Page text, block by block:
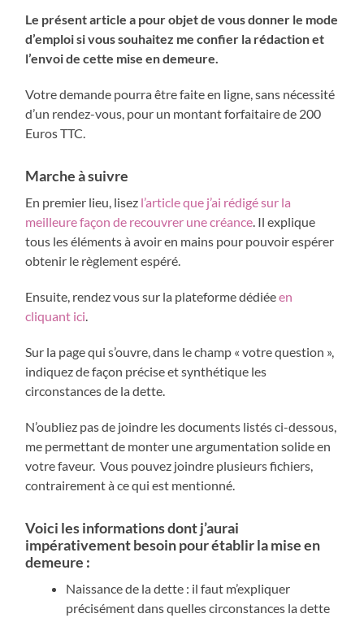
Le présent article a pour objet de vous donner le mode
d’emploi si vous souhaitez me confier la rédaction et
l’envoi de cette mise en demeure.
Votre demande pourra être faite en ligne, sans nécessité
d’un rendez-vous, pour un montant forfaitaire de 200
Euros TTC.
Marche à suivre
En premier lieu, lisez l’article que j’ai rédigé sur la
meilleure façon de recouvrer une créance . Il explique
tous les éléments à avoir en mains pour pouvoir espérer
obtenir le règlement espéré.
Ensuite, rendez vous sur la plateforme dédiéeen
cliquant ici
Sur la page qui s’ouvre, dans le champ « votre question »,
indiquez de façon précise et synthétique les
circonstances de la dette.
N’oubliez pas de joindre les documents listés ci-dessous,
me permettant de monter une argumentation solide en
votre faveur. Vous pouvez joindre plusieurs fichiers,
contrairement à ce qui est mentionné.
Voici les informations dont j’aurai
impérativement besoin pour établir la mise en
demeure :
Naissance de la dette : il faut m’expliquer
précisément dans quelles circonstances la dette